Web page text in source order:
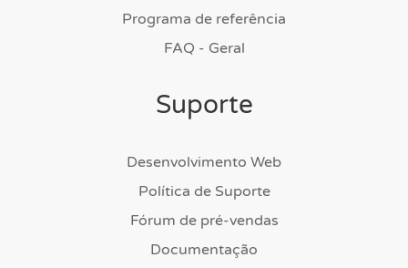
Programa de referência
FAQ - Geral
Suporte
Desenvolvimento Web
Política de Suporte
Fórum de pré-vendas
Documentação